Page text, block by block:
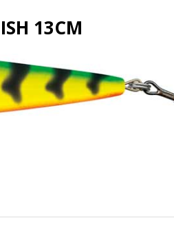
13CM